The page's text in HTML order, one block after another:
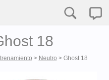
18
> Neutro > Ghost 18